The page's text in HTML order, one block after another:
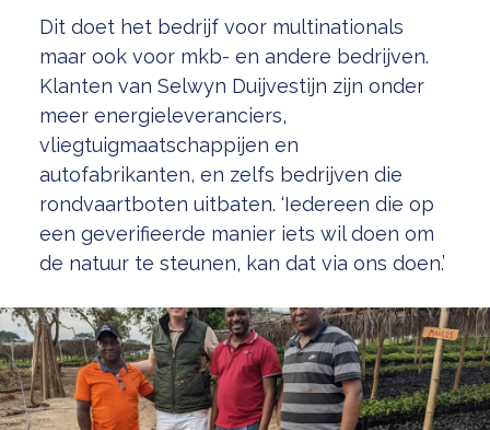
Dit doet het bedrijf voor multinationals
maar ook voor mkb- en andere bedrijven.
Klanten van Selwyn Duijvestijn zijn onder
meer energieleveranciers,
vliegtuigmaatschappijen en
autofabrikanten, en zelfs bedrijven die
rondvaartboten uitbaten. ‘Iedereen die op
een geverifieerde manier iets wil doen om
de natuur te steunen, kan dat via ons doen.’